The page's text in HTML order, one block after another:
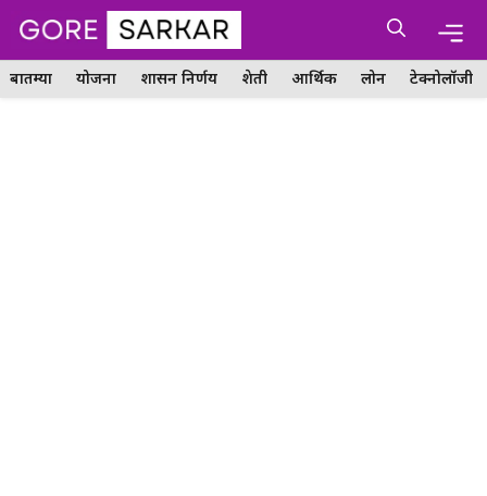
Skip
content
बातम्या योजना शासन निर्णय शेती आर्थिक लोन टेक्नोलॉजी